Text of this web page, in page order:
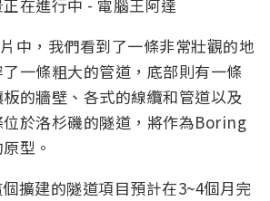
中，我們看到了一條非常壯觀的地
一條粗大的管道，底部則有一條
的牆壁、各式的線纜和管道以及
於洛杉磯的隧道，將作為Boring
型。
擴建的隧道項目預計在3~4個月完